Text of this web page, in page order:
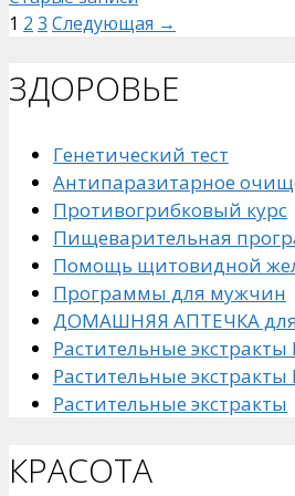
Страница
1 Страница
2 Страница
3 Следующая →
ЗДОРОВЬЕ
Генетический тест
Антипаразитарное
Противогрибковый курс
Пищеварительная
Помощь щитовидной
Программы для мужчин
ДОМАШНЯЯ АПТЕЧКА для
Растительные экстракты
Растительные экстракты
Растительные экстракты
КРАСОТА